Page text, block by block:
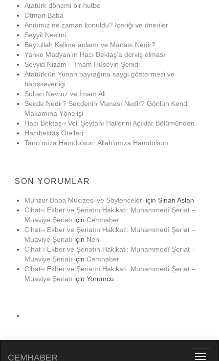
Atatürk dönemi bir hutbe
Otman Baba
Andımız ne zaman konuldu? İçeriği ve öneriler
Seyyit Nesimi
Beytullah Kelime anlamı ve Manası Nedir?
Yanko Madyan’ın Hacı Bektaş’a derviş olması
Seyyid Nizam – İmam Hüseyin Şehidi
Atatürk’ün Yunan bayrağına saygı göstermesi ve
barışseverliği
Sultan Nevruz ve İmam Ali
Secde Nedir? Secdenin Manası Nedir? Gönlün Kendi
Makamına Yönelişi
Hacı Bektaş-ı Veli Şeytanı Hallerini Açıklar Bölümünden
Hacıbektaş Otelleri
Tanrı’mıza Hamdolsun. Allah’ımıza Hamdolsun
SON YORUMLAR
Munzur Baba Mucizesi ve Söylenceleri için Sinan Aslan
Cihat-ı Ekber ve Şeriatın Hakikati: Muhammedî Şeriat –
Muaviye Şeriatı için Cemhaber
Cihat-ı Ekber ve Şeriatın Hakikati: Muhammedî Şeriat –
Muaviye Şeriatı için Nen
Cihat-ı Ekber ve Şeriatın Hakikati: Muhammedî Şeriat –
Muaviye Şeriatı için Cemhaber
Cihat-ı Ekber ve Şeriatın Hakikati: Muhammedî Şeriat –
Muaviye Şeriatı için Yorumcu
CEMHABER